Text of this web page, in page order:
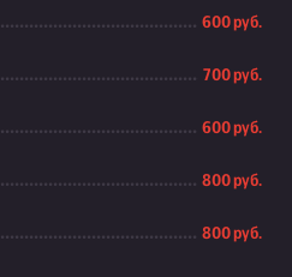
600 руб.
700 руб.
600 руб.
800 руб.
800 руб.